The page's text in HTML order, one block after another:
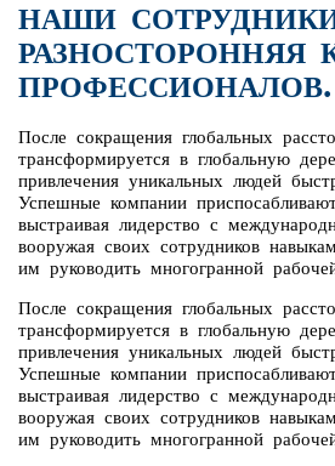
НАШИ
РАЗНОСТОРОННЯЯ
ПРОФЕССИОНАЛОВ.
После сокращения глобальных
трансформируется в глобальную
привлечения уникальных людей
Успешные компании
выстраивая лидерство с
вооружая своих сотрудников
им руководить многогранной
После сокращения глобальных
трансформируется в глобальную
привлечения уникальных людей
Успешные компании
выстраивая лидерство с
вооружая своих сотрудников
им руководить многогранной